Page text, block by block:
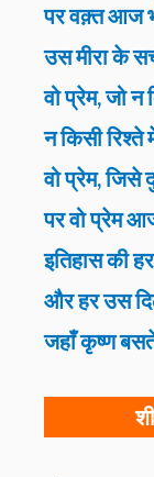
पर वक़्त आज
उस मीरा के
वो प्रेम, जो न
न किसी रिश्ते
वो प्रेम, जिसे
पर वो प्रेम
इतिहास की
और हर उस
जहाँ कृष्ण